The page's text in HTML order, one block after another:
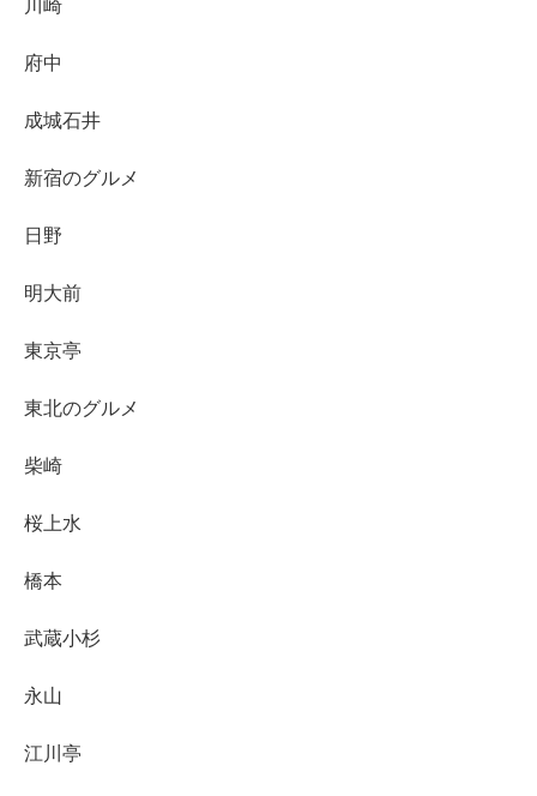
川崎
府中
成城石井
新宿のグルメ
日野
明大前
東京亭
東北のグルメ
柴崎
桜上水
橋本
武蔵小杉
永山
江川亭